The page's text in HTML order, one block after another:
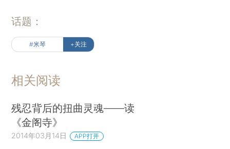
话题：
#米琴 +关注
相关阅读
残忍背后的扭曲灵魂——读
《金阁寺》
2014年03月14日 APP打开